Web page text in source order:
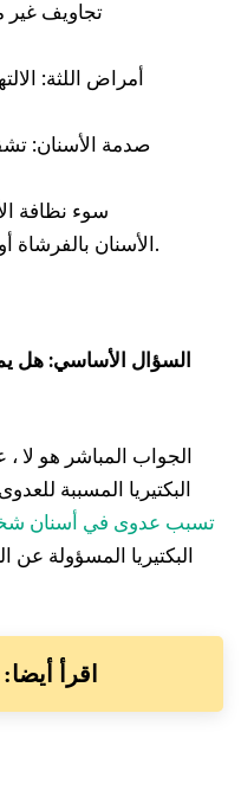
تجاويف
أمراض اللثة:
صدمة الأسنان:
سوء نظافة
الأسنان بالفرشاة أو الخيط بانتظام إلى تراكم البكتيريا.
السؤال الأساسي: هل
الجواب المباشر هو لا
البكتيريا المسببة
تسبب عدوى في أسنان
البكتيريا المسؤولة
اقرأ أيضا: